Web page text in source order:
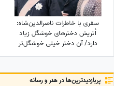
سفری با خاطرات ناصرالدین‌شاه:
اُتریش دخترهای خوشگل زیاد
دارد/ آن دختر خیلی‌ خوشگل‌تر
مردم ملتفت شدند، خندیدند!
پربازدید‌ترین‌ها در هنر و رسانه